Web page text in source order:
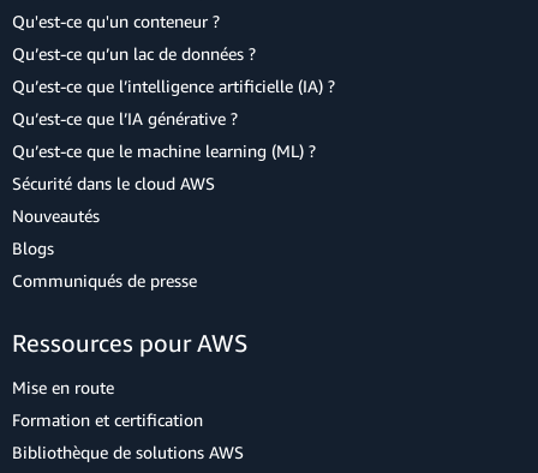
Qu'est-ce qu'un conteneur ?
Qu’est-ce qu’un lac de données ?
Qu’est-ce que l’intelligence artificielle (IA) ?
Qu’est-ce que l’IA générative ?
Qu’est-ce que le machine learning (ML) ?
Sécurité dans le cloud AWS
Nouveautés
Blogs
Communiqués de presse
Ressources pour AWS
Mise en route
Formation et certification
Bibliothèque de solutions AWS